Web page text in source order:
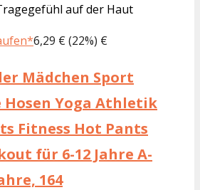
auf der Haut
6,29 € (22%) €
Mädchen Sport
Hosen Yoga Athletik
Fitness Hot Pants
für 6-12 Jahre A-
164